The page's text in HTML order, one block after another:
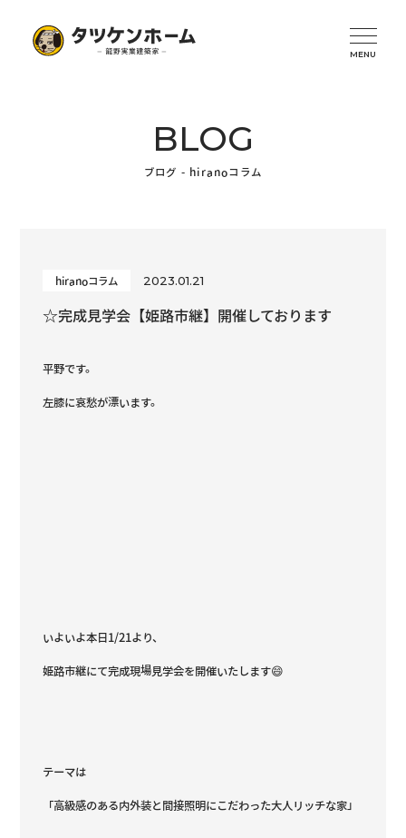
BLOG
ブログ - hiranoコラム
hiranoコラム 2023.01.21
☆完成見学会【姫路市継】開催しております
平野です。
左膝に哀愁が漂います。
いよいよ本日1/21より、
姫路市継にて完成現場見学会を開催いたします😄
テーマは
「高級感のある内外装と間接照明にこだわった大人リッチな家」